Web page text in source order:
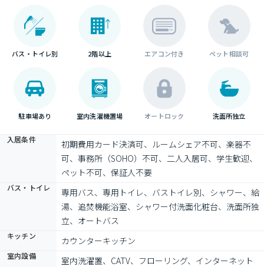
バス・トイレ別 2階以上 エアコン付き ペット相談可
駐車場あり 室内洗濯機置場 オートロック 洗面所独立
入居条件
初期費用カード決済可、ルームシェア不可、楽器不
可、事務所（SOHO）不可、二人入居可、学生歓迎、
ペット不可、保証人不要
バス・トイレ
専用バス、専用トイレ、バストイレ別、シャワー、給
湯、追焚機能浴室、シャワー付洗面化粧台、洗面所独
立、オートバス
キッチン カウンターキッチン
室内設備
室内洗濯置、CATV、フローリング、インターネット